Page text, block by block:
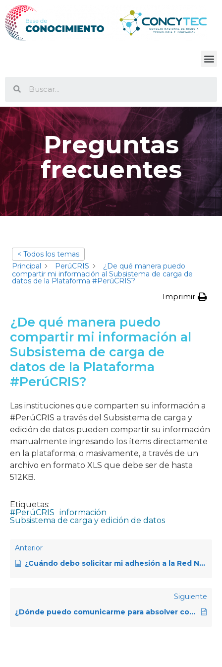
Preguntas
frecuentes
< Todos los temas
Principal
PerúCRIS
¿De qué manera puedo
compartir mi información al Subsistema de carga de
datos de la Plataforma #PerúCRIS?
Imprimir
¿De qué manera puedo
compartir mi información al
Subsistema de carga de
datos de la Plataforma
#PerúCRIS?
Las instituciones que comparten su información a
#PerúCRIS a través del Subsistema de carga y
edición de datos pueden compartir su información
manualmente ingresando los ítems directamente
en la plataforma; o masivamente, a través de un
archivo en formato XLS que debe ser de hasta
512KB.
Etiquetas:
#PerúCRIS información
Subsistema de carga y edición de datos
Anterior
¿Cuándo debo solicitar mi adhesión a la Red Nacional de Información en CTI?
Siguiente
¿Dónde puedo comunicarme para absolver consultas o dudas referidas al Proyecto #PerúCRIS?